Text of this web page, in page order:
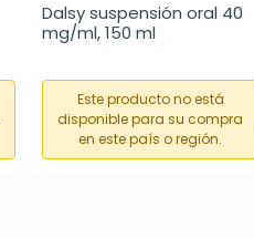
Dalsy suspensión oral 40
mg/ml, 150 ml
Este producto no está
disponible para su compra
en este país o región.